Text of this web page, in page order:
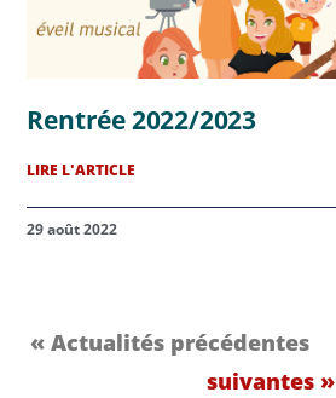
Rentrée 2022/2023
LIRE L'ARTICLE
29 août 2022
« Actualités précédentes
suivantes »